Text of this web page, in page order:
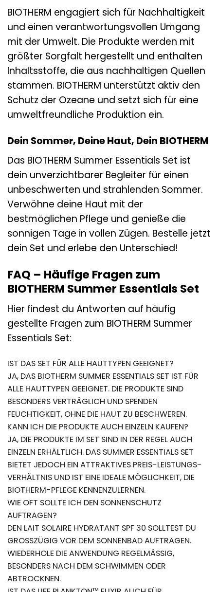
BIOTHERM engagiert sich für Nachhaltigkeit
und einen verantwortungsvollen Umgang
mit der Umwelt. Die Produkte werden mit
größter Sorgfalt hergestellt und enthalten
Inhaltsstoffe, die aus nachhaltigen Quellen
stammen. BIOTHERM unterstützt aktiv den
Schutz der Ozeane und setzt sich für eine
umweltfreundliche Produktion ein.
Dein Sommer, Deine Haut, Dein BIOTHERM
Das BIOTHERM Summer Essentials Set ist
dein unverzichtbarer Begleiter für einen
unbeschwerten und strahlenden Sommer.
Verwöhne deine Haut mit der
bestmöglichen Pflege und genieße die
sonnigen Tage in vollen Zügen. Bestelle jetzt
dein Set und erlebe den Unterschied!
FAQ – Häufige Fragen zum
BIOTHERM Summer Essentials Set
Hier findest du Antworten auf häufig
gestellte Fragen zum BIOTHERM Summer
Essentials Set:
IST DAS SET FÜR ALLE HAUTTYPEN GEEIGNET?
JA, DAS BIOTHERM SUMMER ESSENTIALS SET IST FÜR
ALLE HAUTTYPEN GEEIGNET. DIE PRODUKTE SIND
BESONDERS VERTRÄGLICH UND SPENDEN
FEUCHTIGKEIT, OHNE DIE HAUT ZU BESCHWEREN.
KANN ICH DIE PRODUKTE AUCH EINZELN KAUFEN?
JA, DIE PRODUKTE IM SET SIND IN DER REGEL AUCH
EINZELN ERHÄLTLICH. DAS SUMMER ESSENTIALS SET
BIETET JEDOCH EIN ATTRAKTIVES PREIS-LEISTUNGS-
VERHÄLTNIS UND IST EINE IDEALE MÖGLICHKEIT, DIE
BIOTHERM-PFLEGE KENNENZULERNEN.
WIE OFT SOLLTE ICH DEN SONNENSCHUTZ
AUFTRAGEN?
DEN LAIT SOLAIRE HYDRATANT SPF 30 SOLLTEST DU
GROSSZÜGIG VOR DEM SONNENBAD AUFTRAGEN. W
IEDERHOLE DIE ANWENDUNG REGELMÄSSIG, BE
SONDERS NACH DEM SCHWIMMEN ODER AB
TROCKNEN.